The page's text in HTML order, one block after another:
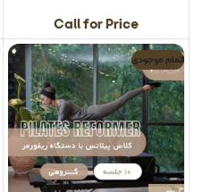
Call for Price
اتمام موجودی